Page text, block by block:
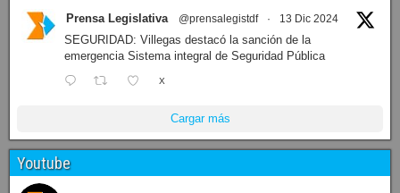
Prensa Legislativa @prensalegistdf · 13 Dic 2024
SEGURIDAD: Villegas destacó la sanción de la
emergencia Sistema integral de Seguridad Pública
X
Cargar más
Youtube